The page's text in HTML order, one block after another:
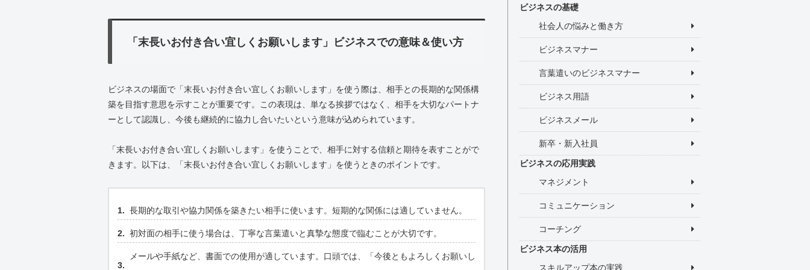
「末長いお付き合い宜しくお願いします」ビジネスでの意味＆使い方
ビジネスの場面で「末長いお付き合い宜しくお願いします」を使う際は、相手との長期的な関係構
築を目指す意思を示すことが重要です。この表現は、単なる挨拶ではなく、相手を大切なパートナ
ーとして認識し、今後も継続的に協力し合いたいという意味が込められています。
「末長いお付き合い宜しくお願いします」を使うことで、相手に対する信頼と期待を表すことがで
きます。以下は、「末長いお付き合い宜しくお願いします」を使うときのポイントです。
長期的な取引や協力関係を築きたい相手に使います。短期的な関係には適していません。
初対面の相手に使う場合は、丁寧な言葉遣いと真摯な態度で臨むことが大切です。
メールや手紙など、書面での使用が適しています。口頭では、「今後ともよろしくお願いし
ビジネスの基礎
社会人の悩みと働き方
ビジネスマナー
言葉遣いのビジネスマナー
ビジネス用語
ビジネスメール
新卒・新入社員
ビジネスの応用実践
マネジメント
コミュニケーション
コーチング
ビジネス本の活用
スキルアップ本の実践